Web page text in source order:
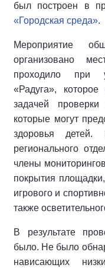
был построен в
«Городская среда».
Мероприятие
организовано
проходило при
«Радуга»,
задачей
которые могут
здоровья детей.
регионального
члены
покрытия
игрового и
также
В результате
было. Не было
нависающих